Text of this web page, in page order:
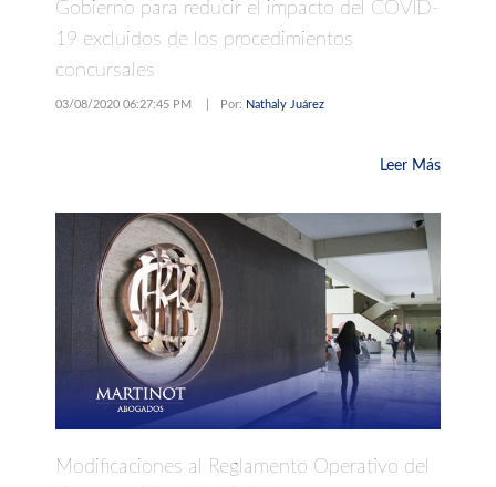
Gobierno para reducir el impacto del COVID-
19 excluidos de los procedimientos
concursales
03/08/2020 06:27:45 PM Por: Nathaly Juárez
Leer Más
Modificaciones al Reglamento Operativo del